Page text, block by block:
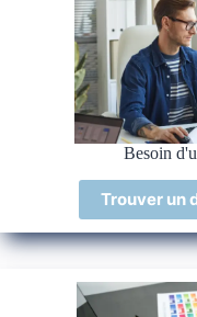
Besoin
Trouver un